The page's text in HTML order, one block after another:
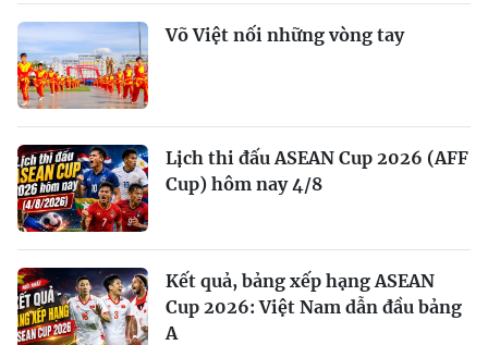
Võ Việt nối những vòng tay
Lịch thi đấu ASEAN Cup 2026 (AFF
Cup) hôm nay 4/8
Kết quả, bảng xếp hạng ASEAN
Cup 2026: Việt Nam dẫn đầu bảng
A